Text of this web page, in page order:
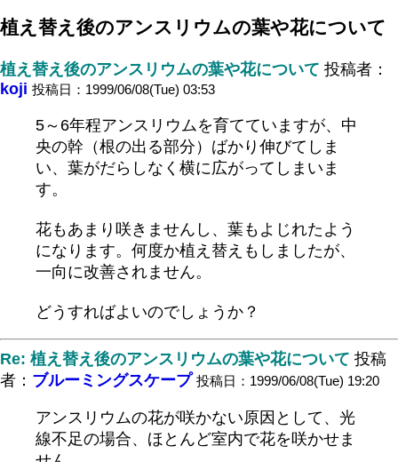
植え替え後のアンスリウムの葉や花について
植え替え後のアンスリウムの葉や花について 投稿者：
koji 投稿日：1999/06/08(Tue) 03:53
5～6年程アンスリウムを育てていますが、中
央の幹（根の出る部分）ばかり伸びてしま
い、葉がだらしなく横に広がってしまいま
す。
花もあまり咲きませんし、葉もよじれたよう
になります。何度か植え替えもしましたが、
一向に改善されません。
どうすればよいのでしょうか？
Re: 植え替え後のアンスリウムの葉や花について 投稿
者： ブルーミングスケープ 投稿日：1999/06/08(Tue) 19:20
アンスリウムの花が咲かない原因として、光
線不足の場合、ほとんど室内で花を咲かせま